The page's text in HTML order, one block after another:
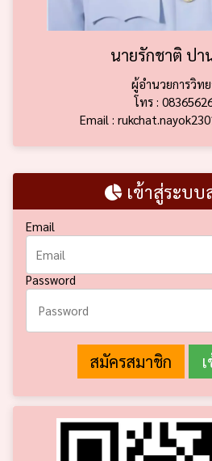
นายรักชาติ ปา
ผู้อำนวยการวิท
โทร :
Email :
เข้าสู่ระบบ
Email
Password
สมัครสมาชิก